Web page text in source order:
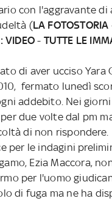
con l'aggravante di
(LA FOTOSTORIA
VIDEO- TUTTE LE
di aver ucciso Yara
fermato lunedì
addebito. Nei
due volte dal pm
di non rispondere.
per le indagini
Ezia Maccora,
per l'uomo
di fuga ma ne ha